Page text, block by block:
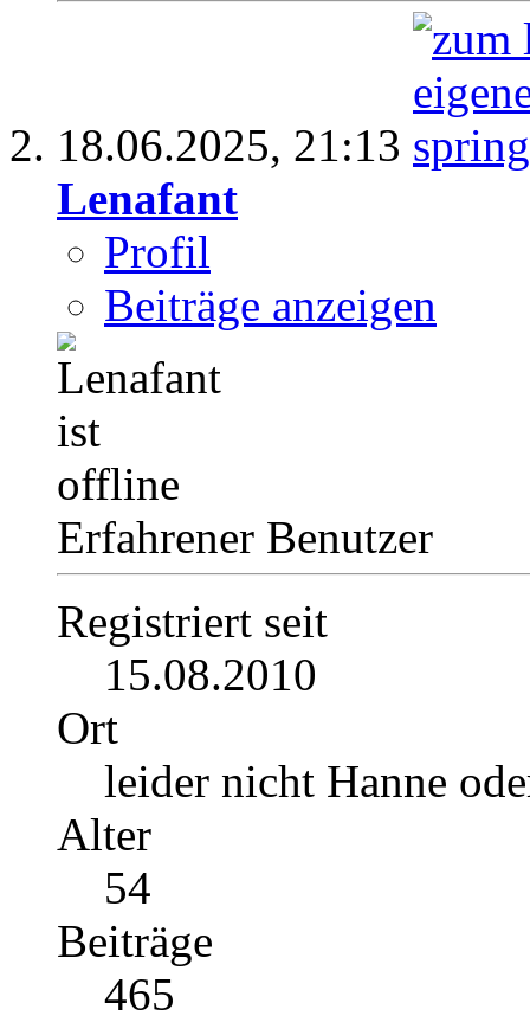
18.06.2025, 21:13
Lenafant
Profil
Beiträge anzeigen
Erfahrener Benutzer
Registriert seit
15.08.2010
Ort
leider nicht Hanne
Alter
54
Beiträge
465